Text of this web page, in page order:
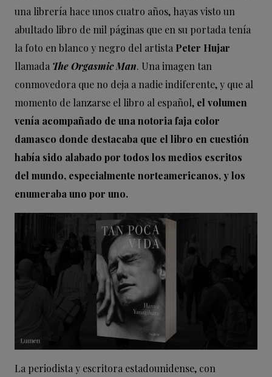
una librería hace unos cuatro años, hayas visto un
abultado libro de mil páginas que en su portada tenía
la foto en blanco y negro del artista Peter Hujar
llamada The Orgasmic Man. Una imagen tan
conmovedora que no deja a nadie indiferente, y que al
momento de lanzarse el libro al español, el volumen
venía acompañado de una notoria faja color
damasco donde destacaba que el libro en cuestión
había sido alabado por todos los medios escritos
del mundo, especialmente norteamericanos, y los
enumeraba uno por uno.
La periodista y escritora estadounidense, con